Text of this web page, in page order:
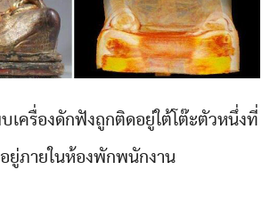
เครื่องดักฟังถูกติดอยู่ใต้โต๊ะตัวหนึ่งที่
ยู่ภายในห้องพักพนักงาน